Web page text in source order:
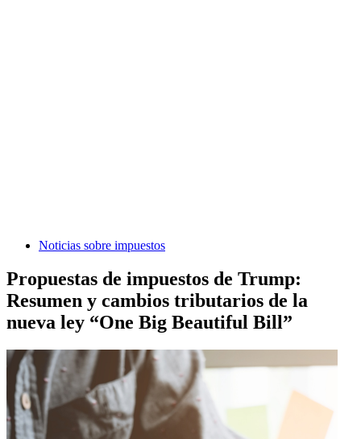
Noticias sobre impuestos
Propuestas de impuestos de Trump:
Resumen y cambios tributarios de la
nueva ley “One Big Beautiful Bill”